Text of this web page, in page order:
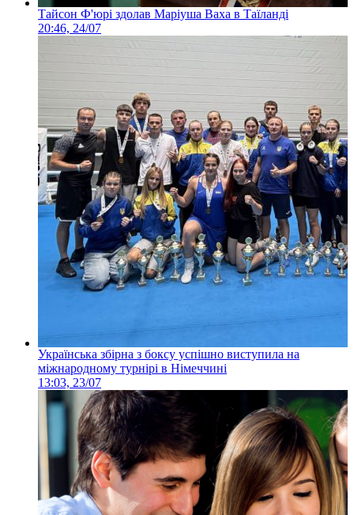
Тайсон Ф'юрі здолав Маріуша Ваха в Таїланді
20:46, 24/07
Українська збірна з боксу успішно виступила на
міжнародному турнірі в Німеччині
13:03, 23/07